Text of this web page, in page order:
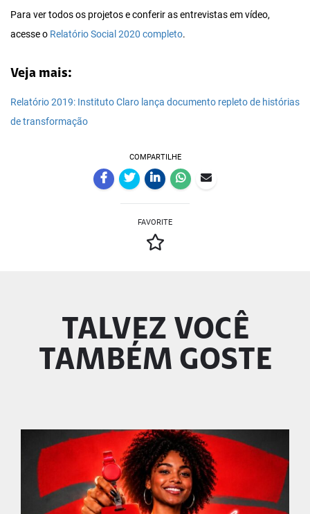
Para ver todos os projetos e conferir as entrevistas em vídeo,
acesse o Relatório Social 2020 completo.
Veja mais:
Relatório 2019: Instituto Claro lança documento repleto de histórias
de transformação
COMPARTILHE
FAVORITE
TALVEZ VOCÊ
TAMBÉM GOSTE